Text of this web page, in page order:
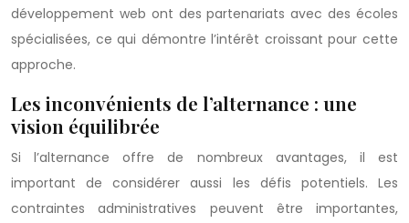
développement web ont des partenariats avec des écoles
spécialisées, ce qui démontre l’intérêt croissant pour cette
approche.
Les inconvénients de l’alternance : une
vision équilibrée
Si l’alternance offre de nombreux avantages, il est
important de considérer aussi les défis potentiels. Les
contraintes administratives peuvent être importantes,